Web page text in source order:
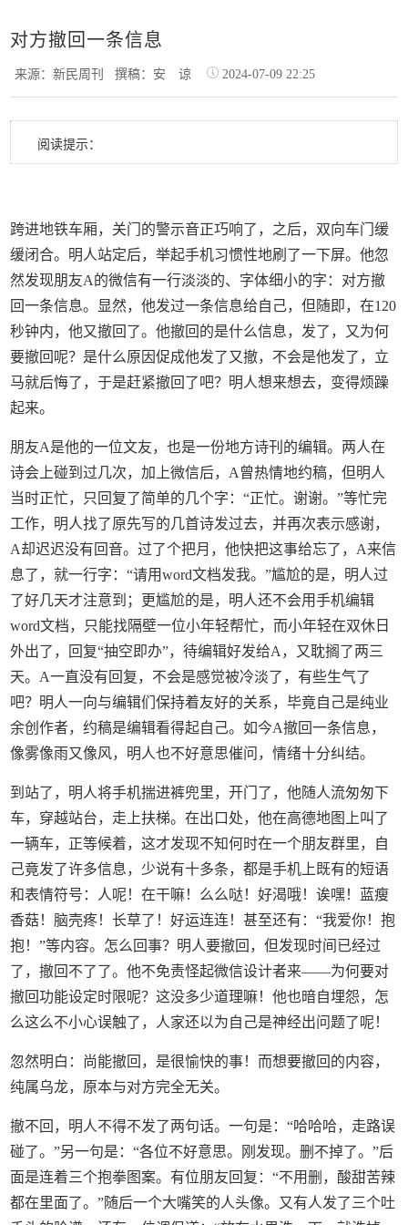
对方撤回一条信息
来源：新民周刊撰稿：安 谅 2024-07-09 22:25
阅读提示：
跨进地铁车厢，关门的警示音正巧响了，之后，双向车门缓
缓闭合。明人站定后，举起手机习惯性地刷了一下屏。他忽
然发现朋友A的微信有一行淡淡的、字体细小的字：对方撤
回一条信息。显然，他发过一条信息给自己，但随即，在120
秒钟内，他又撤回了。他撤回的是什么信息，发了，又为何
要撤回呢？是什么原因促成他发了又撤，不会是他发了，立
马就后悔了，于是赶紧撤回了吧？明人想来想去，变得烦躁
起来。
朋友A是他的一位文友，也是一份地方诗刊的编辑。两人在
诗会上碰到过几次，加上微信后，A曾热情地约稿，但明人
当时正忙，只回复了简单的几个字：“正忙。谢谢。”等忙完
工作，明人找了原先写的几首诗发过去，并再次表示感谢，
A却迟迟没有回音。过了个把月，他快把这事给忘了，A来信
息了，就一行字：“请用word文档发我。”尴尬的是，明人过
了好几天才注意到；更尴尬的是，明人还不会用手机编辑
word文档，只能找隔壁一位小年轻帮忙，而小年轻在双休日
外出了，回复“抽空即办”，待编辑好发给A，又耽搁了两三
天。A一直没有回复，不会是感觉被冷淡了，有些生气了
吧？明人一向与编辑们保持着友好的关系，毕竟自己是纯业
余创作者，约稿是编辑看得起自己。如今A撤回一条信息，
像雾像雨又像风，明人也不好意思催问，情绪十分纠结。
到站了，明人将手机揣进裤兜里，开门了，他随人流匆匆下
车，穿越站台，走上扶梯。在出口处，他在高德地图上叫了
一辆车，正等候着，这才发现不知何时在一个朋友群里，自
己竟发了许多信息，少说有十多条，都是手机上既有的短语
和表情符号：人呢！在干嘛！么么哒！好渴哦！诶嘿！蓝瘦
香菇！脑壳疼！长草了！好运连连！甚至还有：“我爱你！抱
抱！”等内容。怎么回事？明人要撤回，但发现时间已经过
了，撤回不了了。他不免责怪起微信设计者来——为何要对
撤回功能设定时限呢？这没多少道理嘛！他也暗自埋怨，怎
么这么不小心误触了，人家还以为自己是神经出问题了呢！
忽然明白：尚能撤回，是很愉快的事！而想要撤回的内容，
纯属乌龙，原本与对方完全无关。
撤不回，明人不得不发了两句话。一句是：“哈哈哈，走路误
碰了。”另一句是：“各位不好意思。刚发现。删不掉了。”后
面是连着三个抱拳图案。有位朋友回复：“不用删，酸甜苦辣
都在里面了。”随后一个大嘴笑的人头像。又有人发了三个吐